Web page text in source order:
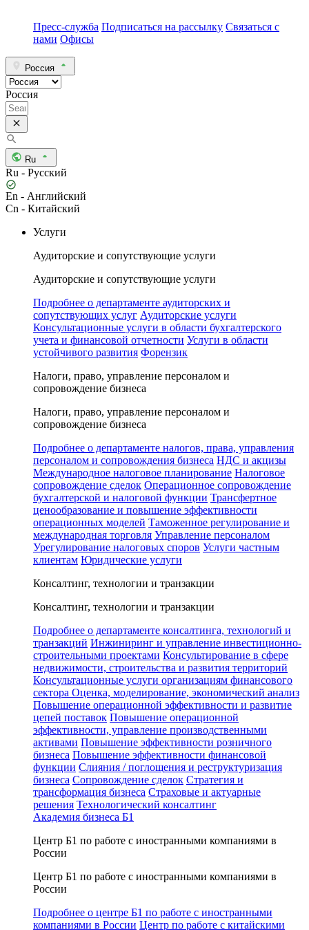
Пресс-служба Подписаться на рассылку Связаться с
нами Офисы
Россия
Россия
Ru
Ru - Русский
En - Английский
Cn - Китайский
Услуги
Аудиторские и сопутствующие услуги
Аудиторские и сопутствующие услуги
Подробнее о департаменте аудиторских и
сопутствующих услуг Аудиторские услуги
Консультационные услуги в области бухгалтерского
учета и финансовой отчетности Услуги в области
устойчивого развития Форензик
Налоги, право, управление персоналом и
сопровождение бизнеса
Налоги, право, управление персоналом и
сопровождение бизнеса
Подробнее о департаменте налогов, права, управления
персоналом и сопровождения бизнеса НДС и акцизы
Международное налоговое планирование Налоговое
сопровождение сделок Операционное сопровождение
бухгалтерской и налоговой функции Трансфертное
ценообразование и повышение эффективности
операционных моделей Таможенное регулирование и
международная торговля Управление персоналом
Урегулирование налоговых споров Услуги частным
клиентам Юридические услуги
Консалтинг, технологии и транзакции
Консалтинг, технологии и транзакции
Подробнее о департаменте консалтинга, технологий и
транзакций Инжиниринг и управление инвестиционно-
строительными проектами Консультирование в сфере
недвижимости, строительства и развития территорий
Консультационные услуги организациям финансового
сектора Оценка, моделирование, экономический анализ
Повышение операционной эффективности и развитие
цепей поставок Повышение операционной
эффективности, управление производственными
активами Повышение эффективности розничного
бизнеса Повышение эффективности финансовой
функции Слияния / поглощения и реструктуризация
бизнеса Сопровождение сделок Стратегия и
трансформация бизнеса Страховые и актуарные
решения Технологический консалтинг
Академия бизнеса Б1
Центр Б1 по работе с иностранными компаниями в
России
Центр Б1 по работе с иностранными компаниями в
России
Подробнее о центре Б1 по работе с иностранными
компаниями в России Центр по работе с китайскими